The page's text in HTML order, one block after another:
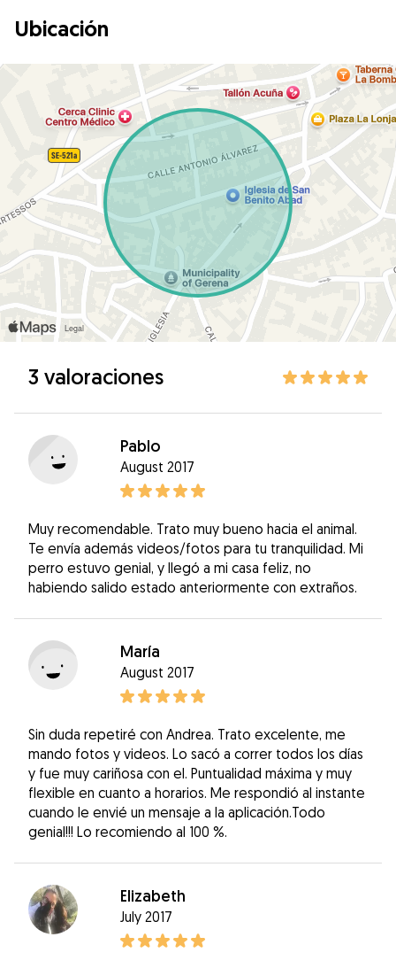
Ubicación
3 valoraciones
Pablo
August 2017
Muy recomendable. Trato muy bueno hacia el animal.
Te envía además videos/fotos para tu tranquilidad. Mi
perro estuvo genial, y llegó a mi casa feliz, no
habiendo salido estado anteriormente con extraños.
María
August 2017
Sin duda repetiré con Andrea. Trato excelente, me
mando fotos y videos. Lo sacó a correr todos los días
y fue muy cariñosa con el. Puntualidad máxima y muy
flexible en cuanto a horarios. Me respondió al instante
cuando le envié un mensaje a la aplicación.Todo
genial!!! Lo recomiendo al 100 %.
Elizabeth
July 2017